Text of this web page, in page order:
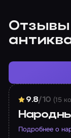
Отзывы
9.8/10 (15
Подробнее о